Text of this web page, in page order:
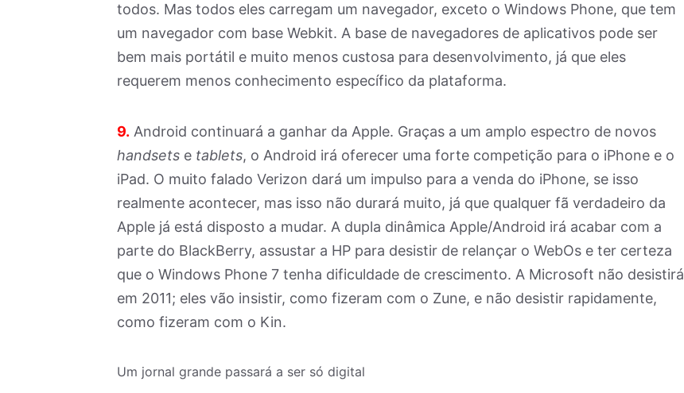
todos. Mas todos eles carregam um navegador, exceto o Windows Phone, que tem
um navegador com base Webkit. A base de navegadores de aplicativos pode ser
bem mais portátil e muito menos custosa para desenvolvimento, já que eles
requerem menos conhecimento específico da plataforma.
9. Android continuará a ganhar da Apple. Graças a um amplo espectro de novos
handsets e tablets, o Android irá oferecer uma forte competição para o iPhone e o
iPad. O muito falado Verizon dará um impulso para a venda do iPhone, se isso
realmente acontecer, mas isso não durará muito, já que qualquer fã verdadeiro da
Apple já está disposto a mudar. A dupla dinâmica Apple/Android irá acabar com a
parte do BlackBerry, assustar a HP para desistir de relançar o WebOs e ter certeza
que o Windows Phone 7 tenha dificuldade de crescimento. A Microsoft não desistirá
em 2011; eles vão insistir, como fizeram com o Zune, e não desistir rapidamente,
como fizeram com o Kin.
Um jornal grande passará a ser só digital